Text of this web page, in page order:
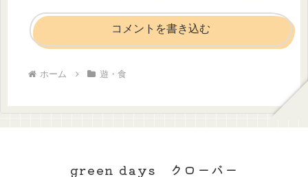
コメントを書き込む
ホーム 遊・食
green days クローバー